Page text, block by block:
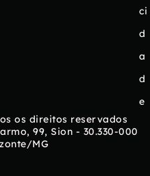
ci
d
a
d
e
os direitos reservados
99, Sion - 30.330-000
MG